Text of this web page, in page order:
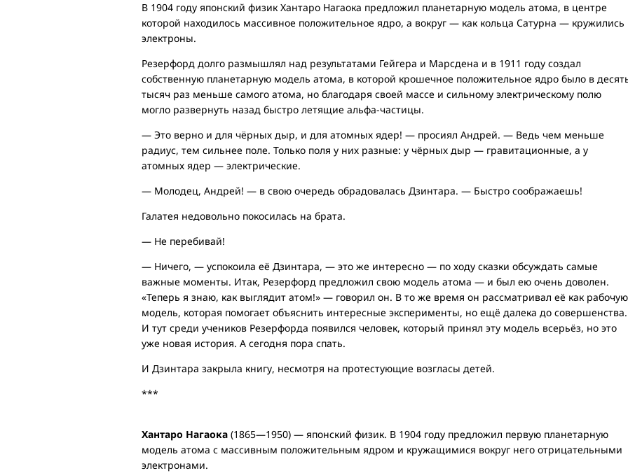
В 1904 году японский физик Хантаро Нагаока предложил планетарную модель атома, в центре
которой находилось массивное положительное ядро, а вокруг — как кольца Сатурна — кружились
электроны.
Резерфорд долго размышлял над результатами Гейгера и Марсдена и в 1911 году создал
собственную планетарную модель атома, в которой крошечное положительное ядро было в
тысяч раз меньше самого атома, но благодаря своей массе и сильному электрическому полю
могло развернуть назад быстро летящие альфа-частицы.
— Это верно и для чёрных дыр, и для атомных ядер! — просиял Андрей. — Ведь чем меньше
радиус, тем сильнее поле. Только поля у них разные: у чёрных дыр — гравитационные, а у
атомных ядер — электрические.
— Молодец, Андрей! — в свою очередь обрадовалась Дзинтара. — Быстро соображаешь!
Галатея недовольно покосилась на брата.
— Не перебивай!
— Ничего, — успокоила её Дзинтара, — это же интересно — по ходу сказки обсуждать самые
важные моменты. Итак, Резерфорд предложил свою модель атома — и был ею очень доволен.
«Теперь я знаю, как выглядит атом!» — говорил он. В то же время он рассматривал её как рабочую
модель, которая помогает объяснить интересные эксперименты, но ещё далека до совершенства.
И тут среди учеников Резерфорда появился человек, который принял эту модель всерьёз, но это
уже новая история. А сегодня пора спать.
И Дзинтара закрыла книгу, несмотря на протестующие возгласы детей.
***
Хантаро Нагаока (1865—1950) — японский физик. В 1904 году предложил первую планетарную
модель атома с массивным положительным ядром и кружащимися вокруг него отрицательными
электронами.